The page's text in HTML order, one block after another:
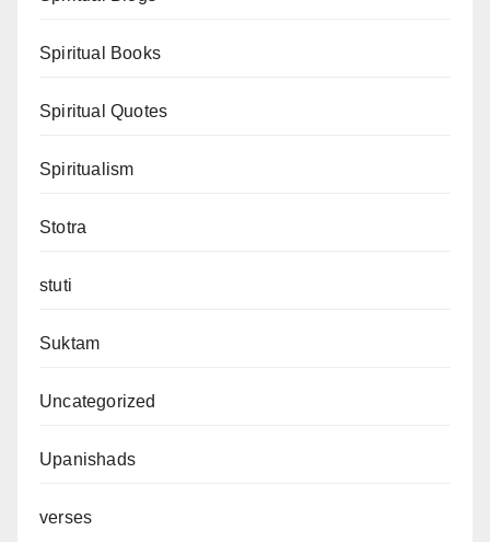
Spiritual Books
Spiritual Quotes
Spiritualism
Stotra
stuti
Suktam
Uncategorized
Upanishads
verses